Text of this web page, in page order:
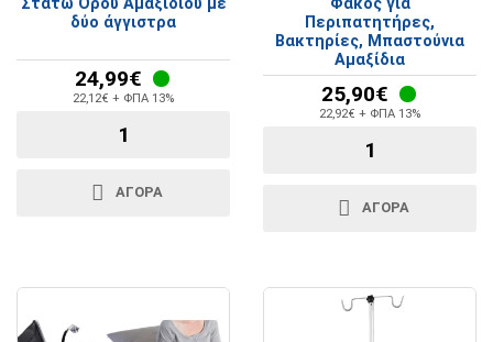
Στατώ Ορού Αμαξιδίου με
δύο άγγιστρα
24,99€
22,12€ + ΦΠΑ 13%
ΑΓΟΡΑ
Φακός για
Περιπατητήρες,
Βακτηρίες, Μπαστούνια
Αμαξίδια
25,90€
22,92€ + ΦΠΑ 13%
ΑΓΟΡΑ